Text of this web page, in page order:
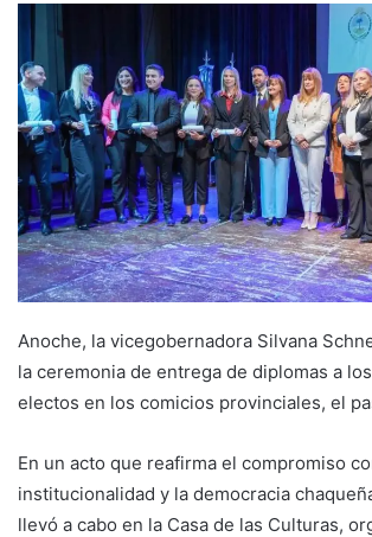
Anoche, la vicegobernadora Silvana
la ceremonia de entrega de diplomas a
electos en los comicios provinciales, el
En un acto que reafirma el compromiso
institucionalidad y la democracia
llevó a cabo en la Casa de las Culturas,